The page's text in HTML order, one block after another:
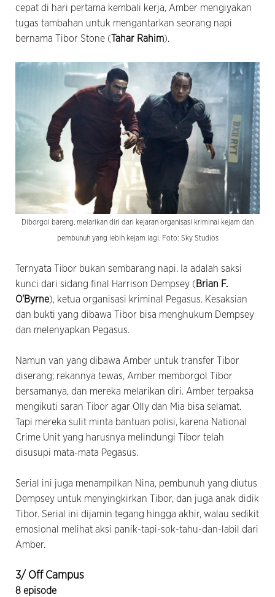
cepat di hari pertama kembali kerja, Amber mengiyakan
tugas tambahan untuk mengantarkan seorang napi
bernama Tibor Stone (Tahar Rahim).
Diborgol bareng, melarikan diri dari kejaran organisasi kriminal kejam dan
pembunuh yang lebih kejam lagi. Foto: Sky Studios
Ternyata Tibor bukan sembarang napi. Ia adalah saksi
kunci dari sidang final Harrison Dempsey (Brian F.
O'Byrne), ketua organisasi kriminal Pegasus. Kesaksian
dan bukti yang dibawa Tibor bisa menghukum Dempsey
dan melenyapkan Pegasus.
Namun van yang dibawa Amber untuk transfer Tibor
diserang; rekannya tewas, Amber memborgol Tibor
bersamanya, dan mereka melarikan diri. Amber terpaksa
mengikuti saran Tibor agar Olly dan Mia bisa selamat.
Tapi mereka sulit minta bantuan polisi, karena National
Crime Unit yang harusnya melindungi Tibor telah
disusupi mata-mata Pegasus.
Serial ini juga menampilkan Nina, pembunuh yang diutus
Dempsey untuk menyingkirkan Tibor, dan juga anak didik
Tibor. Serial ini dijamin tegang hingga akhir, walau sedikit
emosional melihat aksi panik-tapi-sok-tahu-dan-labil dari
Amber.
3/ Off Campus
8 episode